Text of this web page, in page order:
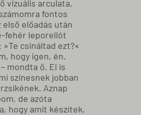
vizuális arculata.
fontos
előadás után
fehér leporellót
csináltad ezt?«
hogy igen, én.
mondta ő. El is
színesnek jobban
Aznap
de azóta
hogy amit készítek,